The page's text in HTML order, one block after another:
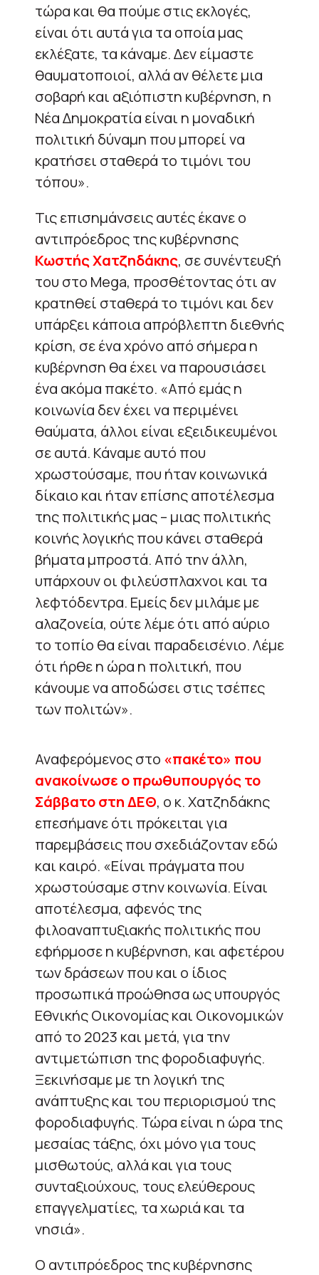
τώρα και θα πούμε στις εκλογές,
είναι ότι αυτά για τα οποία μας
εκλέξατε, τα κάναμε. Δεν είμαστε
θαυματοποιοί, αλλά αν θέλετε μια
σοβαρή και αξιόπιστη κυβέρνηση, η
Νέα Δημοκρατία είναι η μοναδική
πολιτική δύναμη που μπορεί να
κρατήσει σταθερά το τιμόνι του
τόπου».
Τις επισημάνσεις αυτές έκανε ο
αντιπρόεδρος της κυβέρνησης
Κωστής Χατζηδάκης, σε συνέντευξή
του στο Mega, προσθέτοντας ότι αν
κρατηθεί σταθερά το τιμόνι και δεν
υπάρξει κάποια απρόβλεπτη διεθνής
κρίση, σε ένα χρόνο από σήμερα η
κυβέρνηση θα έχει να παρουσιάσει
ένα ακόμα πακέτο. «Από εμάς η
κοινωνία δεν έχει να περιμένει
θαύματα, άλλοι είναι εξειδικευμένοι
σε αυτά. Κάναμε αυτό που
χρωστούσαμε, που ήταν κοινωνικά
δίκαιο και ήταν επίσης αποτέλεσμα
της πολιτικής μας – μιας πολιτικής
κοινής λογικής που κάνει σταθερά
βήματα μπροστά. Από την άλλη,
υπάρχουν οι φιλεύσπλαχνοι και τα
λεφτόδεντρα. Εμείς δεν μιλάμε με
αλαζονεία, ούτε λέμε ότι από αύριο
το τοπίο θα είναι παραδεισένιο. Λέμε
ότι ήρθε η ώρα η πολιτική, που
κάνουμε να αποδώσει στις τσέπες
των πολιτών».
Αναφερόμενος στο «πακέτο» που
ανακοίνωσε ο πρωθυπουργός το
Σάββατο στη ΔΕΘ, ο κ. Χατζηδάκης
επεσήμανε ότι πρόκειται για
παρεμβάσεις που σχεδιάζονταν εδώ
και καιρό. «Είναι πράγματα που
χρωστούσαμε στην κοινωνία. Είναι
αποτέλεσμα, αφενός της
φιλοαναπτυξιακής πολιτικής που
εφήρμοσε η κυβέρνηση, και αφετέρου
των δράσεων που και ο ίδιος
προσωπικά προώθησα ως υπουργός
Εθνικής Οικονομίας και Οικονομικών
από το 2023 και μετά, για την
αντιμετώπιση της φοροδιαφυγής.
Ξεκινήσαμε με τη λογική της
ανάπτυξης και του περιορισμού της
φοροδιαφυγής. Τώρα είναι η ώρα της
μεσαίας τάξης, όχι μόνο για τους
μισθωτούς, αλλά και για τους
συνταξιούχους, τους ελεύθερους
επαγγελματίες, τα χωριά και τα
νησιά».
Ο αντιπρόεδρος της κυβέρνησης